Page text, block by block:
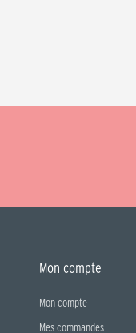
Mon compte
Mon compte
Mes commandes